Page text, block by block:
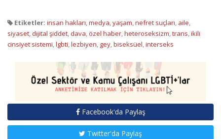
Etiketler: insan hakları,medya,yaşam,nefret suçları, aile,
siyaset,dijital şiddet,dava,özel haber,heteroseksizm,trans,ikili
cinsiyet sistemi,lgbti,lezbiyen, gey,biseksüel,interseks
Facebook'da Paylaş
Twitter'da Paylaş